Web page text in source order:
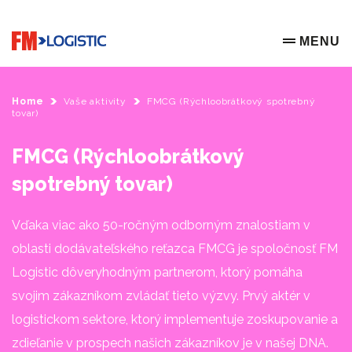
Go to home page
OPEN
MENU
Home Vaše aktivity
FMCG (Rýchloobrátkový spotrebný
tovar)
FMCG (Rýchloobrátkový
spotrebný tovar)
Vďaka viac ako 50-ročným odborným znalostiam v
oblasti dodávateľského reťazca FMCG je spoločnosť FM
Logistic dôveryhodným partnerom, ktorý pomáha
svojim zákazníkom zvládať tieto výzvy. Prvý aktér v
logistickom sektore, ktorý implementuje zoskupovanie a
zdieľanie v prospech našich zákazníkov je v našej DNA.